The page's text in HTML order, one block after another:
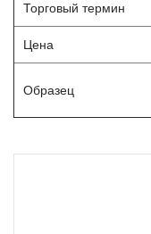
Торговый термин
Цена
Образец